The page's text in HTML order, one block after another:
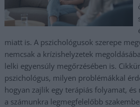
miatt is. A pszichológusok szerepe
nemcsak a krízishelyzetek
lelki egyensúly megőrzésében is.
pszichológus, milyen problémákkal
hogyan zajlik egy terápiás folyamat,
a számunkra legmegfelelőbb